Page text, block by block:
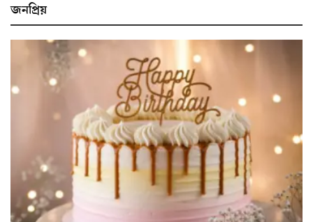
জনপ্ৰিয়